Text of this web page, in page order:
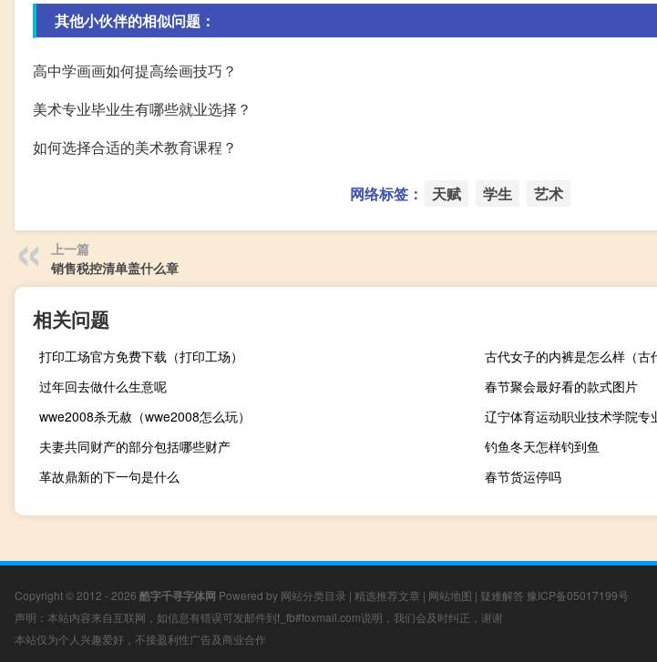
其他小伙伴的相似问题：
高中学画画如何提高绘画技巧？
美术专业毕业生有哪些就业选择？
如何选择合适的美术教育课程？
网络标签： 天赋 学生 艺术
上一篇
销售税控清单盖什么章
相关问题
打印工场官方免费下载（打印工场）
古代女子的内裤是怎么样（古
过年回去做什么生意呢
春节聚会最好看的款式图片
wwe2008杀无赦（wwe2008怎么玩）
辽宁体育运动职业技术学院专
夫妻共同财产的部分包括哪些财产
钓鱼冬天怎样钓到鱼
革故鼎新的下一句是什么
春节货运停吗
Copyright © 2012 - 2026 酷字千寻字体网 Powered by 网站分类目录 | 精选推荐文章 | 网站地图 | 疑难解答 豫ICP备05017199号
声明：本站内容来自互联网，如信息有错误可发邮件到f_fb#foxmail.com说明，我们会及时纠正，谢谢
本站仅为个人兴趣爱好，不接盈利性广告及商业合作